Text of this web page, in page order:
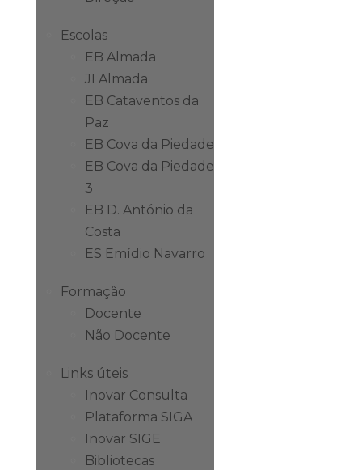
Escolas
EB Almada
JI Almada
EB Cataventos da
Paz
EB Cova da Piedade
EB Cova da Piedade
3
EB D. António da
Costa
ES Emídio Navarro
Formação
Docente
Não Docente
Links úteis
Inovar Consulta
Plataforma SIGA
Inovar SIGE
Bibliotecas